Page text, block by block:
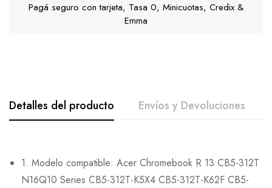
Pagá seguro con tarjeta, Tasa 0, Minicuotas, Credix &
Emma
Detalles del producto Envíos y Devoluciones
1. Modelo compatible: Acer Chromebook R 13 CB5-312T
N16Q10 Series CB5-312T-K5X4 CB5-312T-K62F CB5-